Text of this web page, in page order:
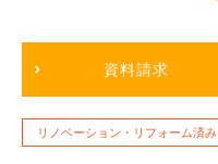
資料請求
リノベーション・リフォーム済み